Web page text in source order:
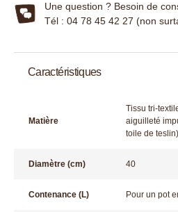
Une question ? Besoin de
Tél : 04 78 45 42 27 (non
Caractéristiques
Matière
Tissu tri-
aiguilleté
toile de teslin)
Diamètre (cm) 40
Contenance (L) Pour un pot